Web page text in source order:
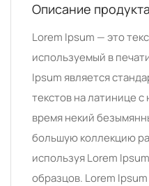
Описание продукта
Lorem Ipsum — это
используемый в
Ipsum является
текстов на латинице с
время некий
большую коллекцию
используя Lorem
образцов. Lorem